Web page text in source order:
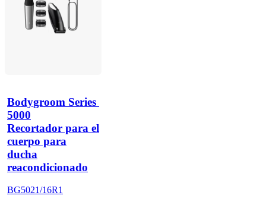
Bodygroom Series
5000
Recortador para el
cuerpo para
ducha
reacondicionado
BG5021/16R1